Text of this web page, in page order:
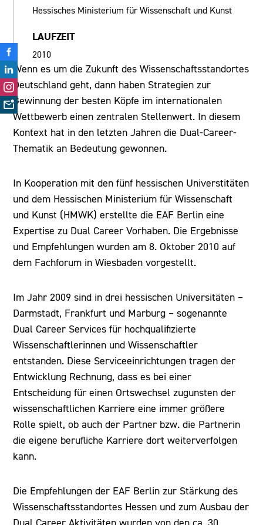
Wenn es um die Zukunft des Wissenschaftsstandortes
Deutschland geht, dann haben Strategien zur
Gewinnung der besten Köpfe im internationalen
Wettbewerb einen zentralen Stellenwert. In diesem
Kontext hat in den letzten Jahren die Dual-Career-
Thematik an Bedeutung gewonnen.
In Kooperation mit den fünf hessischen Universtitäten
und dem Hessischen Ministerium für Wissenschaft
und Kunst (HMWK) erstellte die EAF Berlin eine
Expertise zu Dual Career Vorhaben. Die Ergebnisse
und Empfehlungen wurden am 8. Oktober 2010 auf
dem Fachforum in Wiesbaden vorgestellt.
Im Jahr 2009 sind in drei hessischen Universitäten –
Darmstadt, Frankfurt und Marburg – sogenannte
Dual Career Services für hochqualifizierte
Wissenschaftlerinnen und Wissenschaftler
entstanden. Diese Serviceeinrichtungen tragen der
Entwicklung Rechnung, dass es bei einer
Entscheidung für einen Ortswechsel zugunsten der
wissenschaftlichen Karriere eine immer größere
Rolle spielt, ob auch der Partner bzw. die Partnerin
die eigene berufliche Karriere dort weiterverfolgen
kann.
Die Empfehlungen der EAF Berlin zur Stärkung des
Wissenschaftsstandortes Hessen und zum Ausbau der
Hessisches Ministerium für Wissenschaft und Kunst
LAUFZEIT
2010